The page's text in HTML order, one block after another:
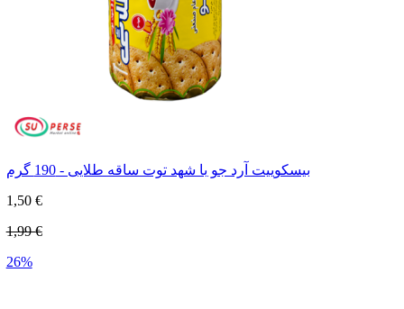
بیسکوییت آرد جو با شهد توت ساقه طلایی - 190 گرم
1,50 €
1,99 €
26%